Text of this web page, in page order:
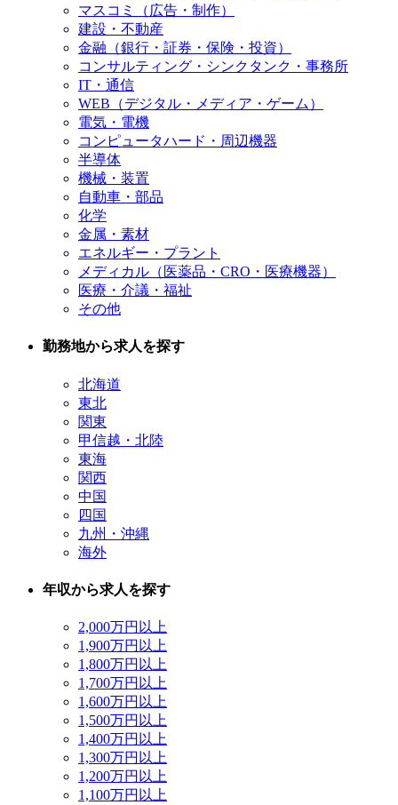
マスコミ（広告・制作）
建設・不動産
金融（銀行・証券・保険・投資）
コンサルティング・シンクタンク・事務所
IT・通信
WEB（デジタル・メディア・ゲーム）
電気・電機
コンピュータハード・周辺機器
半導体
機械・装置
自動車・部品
化学
金属・素材
エネルギー・プラント
メディカル（医薬品・CRO・医療機器）
医療・介議・福祉
その他
勤務地から求人を探す
北海道
東北
関東
甲信越・北陸
東海
関西
中国
四国
九州・沖縄
海外
年収から求人を探す
2,000万円以上
1,900万円以上
1,800万円以上
1,700万円以上
1,600万円以上
1,500万円以上
1,400万円以上
1,300万円以上
1,200万円以上
1,100万円以上